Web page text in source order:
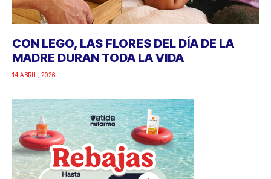
CON LEGO, LAS FLORES DEL DÍA DE LA
MADRE DURAN TODA LA VIDA
14 ABRIL, 2026